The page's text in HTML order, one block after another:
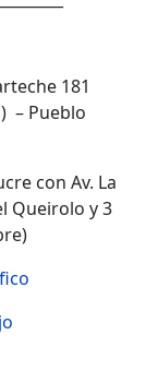
181
– Pueblo
con Av. La
Queirolo y 3